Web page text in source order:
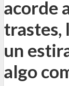
acorde
trastes,
un
algo